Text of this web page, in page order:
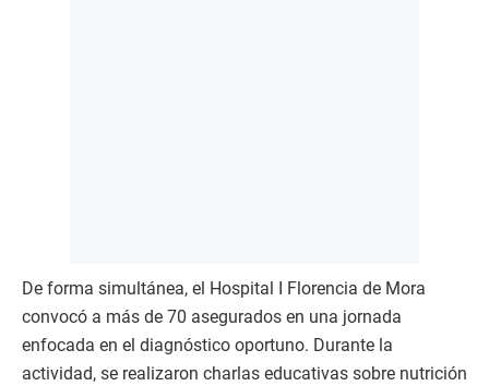
​De forma simultánea, el Hospital I Florencia de Mora
convocó a más de 70 asegurados en una jornada
enfocada en el diagnóstico oportuno. Durante la
actividad, se realizaron charlas educativas sobre nutrición